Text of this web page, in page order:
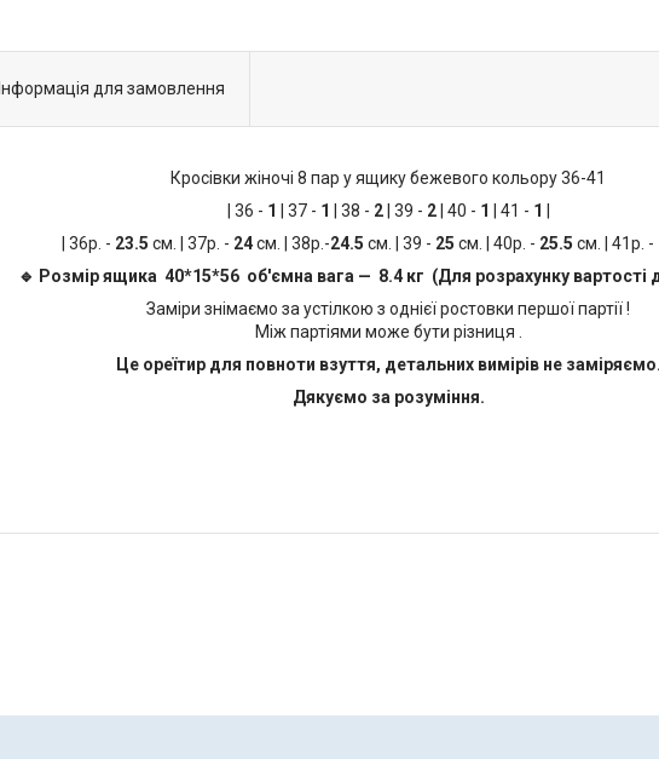
Інформація для замовлення
Кросівки жіночі 8 пар у ящику бежевого кольору 36-41
| 36 - 1 | 37 - 1 | 38 - 2| 39 - 2| 40 - 1 | 41 - 1
| 36р. - 23.5 см. | 37р. - 24см. | 38р.-24.5 см. | 39 - 25 см. | 40р. - 25.5 см. | 41р. -
🔹 Розмір ящика 40*15*56 об'ємна вага — 8.4 кг (Для розрахунку вартості
Заміри знімаємо за устілкою з однієї ростовки першої партії !
Між партіями може бути різниця .
Це ореїтир для повноти взуття, детальних вимірів не
Дякуємо за розуміння.